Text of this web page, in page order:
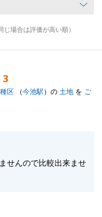
場合は評価が高い順）
3
区 （今池駅）の 土地 を ご
せんので比較出来ませ